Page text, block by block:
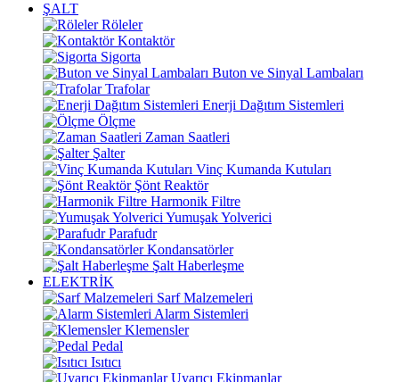
ŞALT
Röleler
Kontaktör
Sigorta
Buton ve Sinyal Lambaları
Trafolar
Enerji Dağıtım Sistemleri
Ölçme
Zaman Saatleri
Şalter
Vinç Kumanda Kutuları
Şönt Reaktör
Harmonik Filtre
Yumuşak Yolverici
Parafudr
Kondansatörler
Şalt Haberleşme
ELEKTRİK
Sarf Malzemeleri
Alarm Sistemleri
Klemensler
Pedal
Isıtıcı
Uyarıcı Ekipmanlar